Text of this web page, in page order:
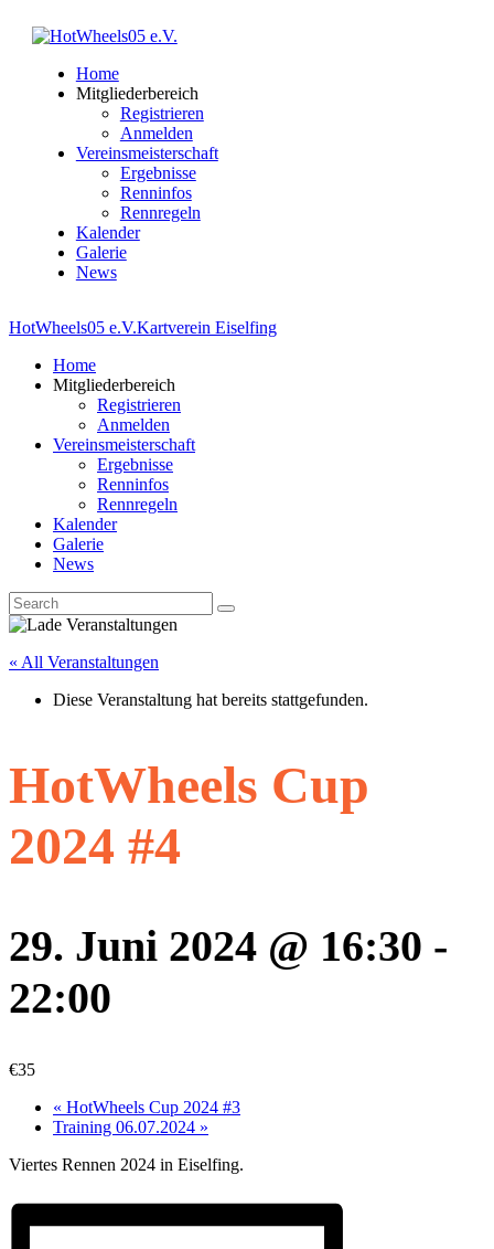
Home
Mitgliederbereich
Registrieren
Anmelden
Vereinsmeisterschaft
Ergebnisse
Renninfos
Rennregeln
Kalender
Galerie
News
HotWheels05 e.V.Kartverein Eiselfing
Home
Mitgliederbereich
Registrieren
Anmelden
Vereinsmeisterschaft
Ergebnisse
Renninfos
Rennregeln
Kalender
Galerie
News
« All Veranstaltungen
Diese Veranstaltung hat bereits stattgefunden.
HotWheels Cup
2024 #4
29. Juni 2024 @ 16:30 -
22:00
€35
« HotWheels Cup 2024 #3
Training 06.07.2024 »
Viertes Rennen 2024 in Eiselfing.